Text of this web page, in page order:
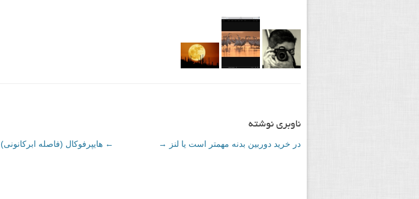
ناوبری نوشته
← هایپرفوکال (فاصله ابرکانونی) در خرید دوربین بدنه مهمتر است یا لنز →